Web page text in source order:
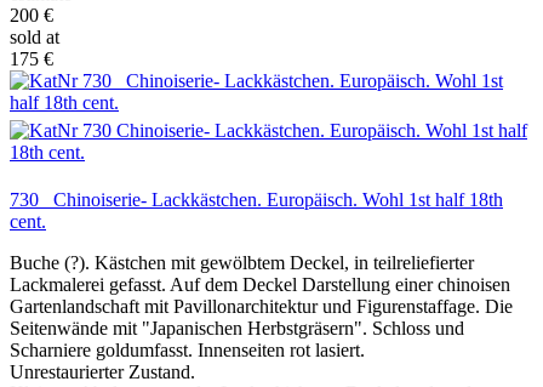
200 €
sold at
175 €
730 Chinoiserie- Lackkästchen. Europäisch. Wohl 1st half 18th
cent.
Buche (?). Kästchen mit gewölbtem Deckel, in teilreliefierter
Lackmalerei gefasst. Auf dem Deckel Darstellung einer chinoisen
Gartenlandschaft mit Pavillonarchitektur und Figurenstaffage. Die
Seitenwände mit "Japanischen Herbstgräsern". Schloss und
Scharniere goldumfasst. Innenseiten rot lasiert.
Unrestaurierter Zustand.